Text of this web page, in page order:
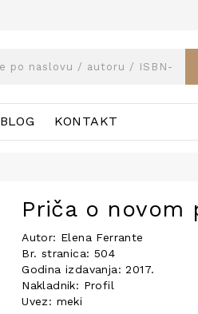
BLOG KONTAKT
Priča o novom
Autor: Elena Ferrante
Br. stranica: 504
Godina izdavanja: 2017.
Nakladnik: Profil
Uvez: meki